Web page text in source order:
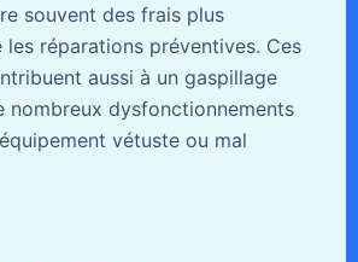
souvent des frais plus
réparations préventives. Ces
aussi à un gaspillage
nombreux dysfonctionnements
vétuste ou mal